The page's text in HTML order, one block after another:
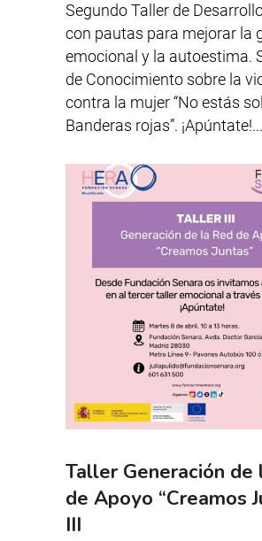
Segundo Taller de
con pautas para mejorar la
emocional y la autoestima.
de Conocimiento sobre la
contra la mujer “No estás
Banderas rojas”. ¡Apúntate!...
Taller Generación de
de Apoyo “Creamos
III